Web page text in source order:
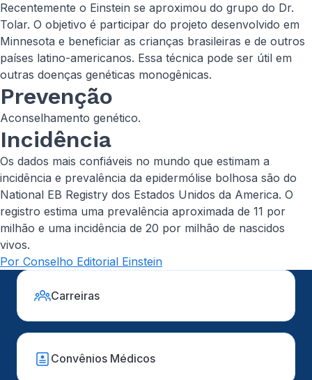
Recentemente o Einstein se aproximou do grupo do Dr.
Tolar. O objetivo é participar do projeto desenvolvido em
Minnesota e beneficiar as crianças brasileiras e de outros
países latino-americanos. Essa técnica pode ser útil em
outras doenças genéticas monogênicas.
Prevenção
Aconselhamento genético.
Incidência
Os dados mais confiáveis no mundo que estimam a
incidência e prevalência da epidermólise bolhosa são do
National EB Registry dos Estados Unidos da America. O
registro estima uma prevalência aproximada de 11 por
milhão e uma incidência de 20 por milhão de nascidos
vivos.
Por Conselho Editorial Einstein
Carreiras
Convênios Médicos